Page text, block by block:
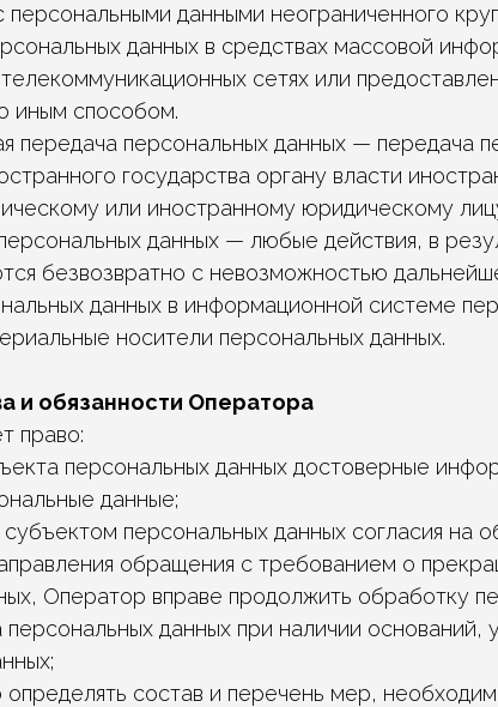
персональными данными неограниченного
данных в средствах массовой
сетях или
иным способом.
передача персональных данных — передача
государства органу власти
или иностранному юридическому
данных — любые действия, в
безвозвратно с невозможностью
данных в информационной системе
носители персональных данных.
и обязанности Оператора
право:
персональных данных достоверные
данные;
персональных данных согласия на
обращения с требованием о
Оператор вправе продолжить обработку
персональных данных при наличии оснований,
состав и перечень мер,